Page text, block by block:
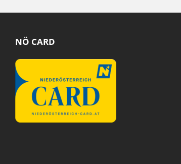
NÖ CARD